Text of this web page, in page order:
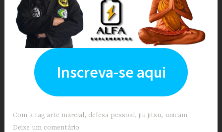
Inscreva-se aqui
Com a tag arte marcial, defesa pessoal,jiu jitsu, unicam
Deixe um comentário